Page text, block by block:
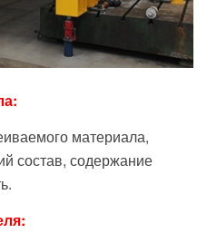
материала,
состав, содержание